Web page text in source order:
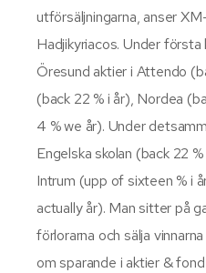
utförsäljningarna, anser
Hadjikyriacos. Under
Öresund aktier i Attendo
(back 22 % i år), Nordea
4 % we år). Under
Engelska skolan (back 22
Intrum (upp of sixteen % i
actually år). Man sitter på
förlorarna och sälja
om sparande i aktier &